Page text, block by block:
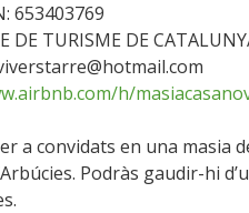
653403769
DE TURISME DE
h/
a convidats en una masia
Podràs gaudir-hi